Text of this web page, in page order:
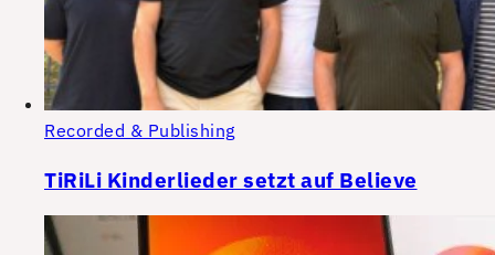
Recorded & Publishing
TiRiLi Kinderlieder setzt auf Believe